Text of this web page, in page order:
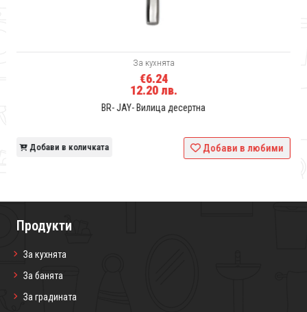
За кухнята
€6.24
12.20 лв.
BR- JAY- Вилица десертна
Добави в количката Добави в любими
Продукти
За кухнята
За банята
За градината